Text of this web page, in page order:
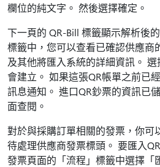
欄位的純文字。 然後選擇確定。
下一頁的 QR-Bill 標籤顯示解析後
標籤中，您可以查看已確認供應商
及其他將匯入系統的詳細資訊。
會建立。 如果這張QR帳單之前已
訊息通知。 進口QR鈔票的資訊已
面查閱。
對於與採購訂單相關的發票，你可
待處理供應商發票標頭。 要匯入
發票頁面的「流程」標籤中選擇「